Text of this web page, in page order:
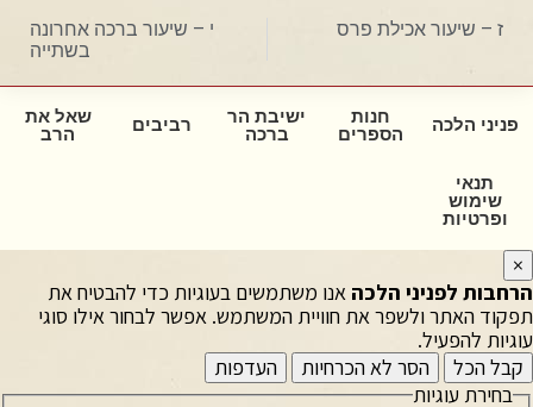
ז – שיעור אכילת פרס
י – שיעור ברכה אחרונה
בשתייה
פניני הלכה
חנות
הספרים
ישיבת הר
ברכה
רביבים
שאל את
הרב
תנאי
שימוש
ופרטיות
×
הרחבות לפניני הלכה אנו משתמשים בעוגיות כדי להבטיח את
תפקוד האתר ולשפר את חוויית המשתמש. אפשר לבחור אילו סוגי
עוגיות להפעיל.
קבל הכל
הסר לא הכרחיות
העדפות
בחירת עוגיות